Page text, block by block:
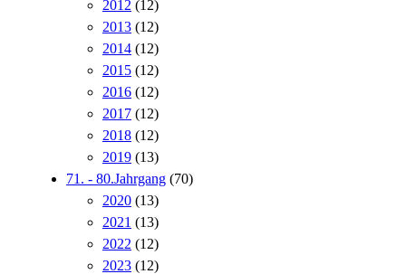
2012 (12)
2013 (12)
2014 (12)
2015 (12)
2016 (12)
2017 (12)
2018 (12)
2019 (13)
71. - 80.Jahrgang (70)
2020 (13)
2021 (13)
2022 (12)
2023 (12)